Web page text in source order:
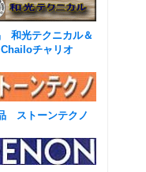
和光テクニカル＆
Chailoチャリオ
ストーンテクノ